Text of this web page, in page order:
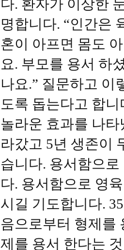
다. 환자가 이상한
명합니다. “인간은
혼이 아프면 몸도
요. 부모를 용서 하
나요.” 질문하고 이
도록 돕는다고 합
놀라운 효과를 나
라갔고 5년 생존이
습니다. 용서함으
다. 용서함으로 영
시길 기도합니다.
음으로부터 형제를
제를 용서 한다는